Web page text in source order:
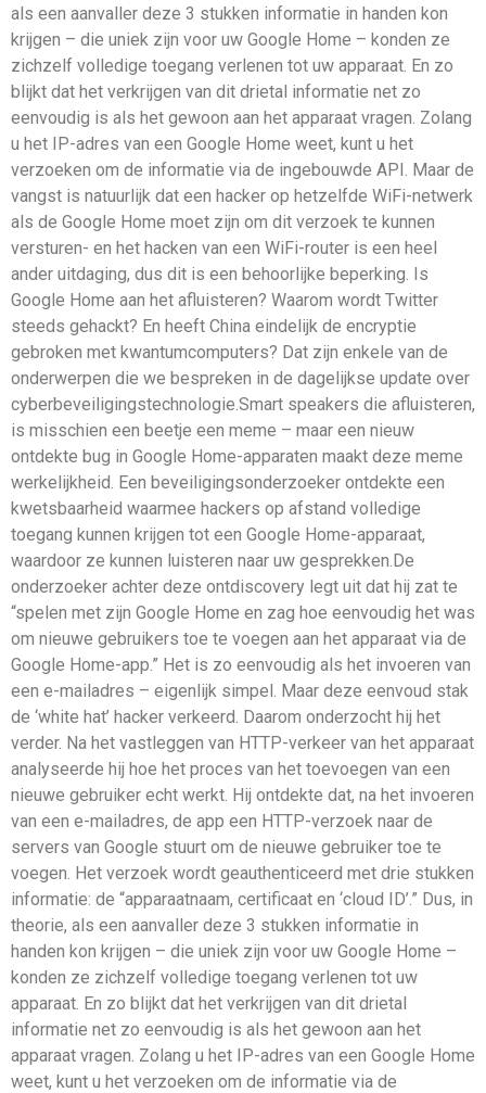
als een aanvaller deze 3 stukken informatie in handen kon
krijgen – die uniek zijn voor uw Google Home – konden ze
zichzelf volledige toegang verlenen tot uw apparaat. En zo
blijkt dat het verkrijgen van dit drietal informatie net zo
eenvoudig is als het gewoon aan het apparaat vragen. Zolang
u het IP-adres van een Google Home weet, kunt u het
verzoeken om de informatie via de ingebouwde API. Maar de
vangst is natuurlijk dat een hacker op hetzelfde WiFi-netwerk
als de Google Home moet zijn om dit verzoek te kunnen
versturen- en het hacken van een WiFi-router is een heel
ander uitdaging, dus dit is een behoorlijke beperking. Is
Google Home aan het afluisteren? Waarom wordt Twitter
steeds gehackt? En heeft China eindelijk de encryptie
gebroken met kwantumcomputers? Dat zijn enkele van de
onderwerpen die we bespreken in de dagelijkse update over
cyberbeveiligingstechnologie.Smart speakers die afluisteren,
is misschien een beetje een meme – maar een nieuw
ontdekte bug in Google Home-apparaten maakt deze meme
werkelijkheid. Een beveiligingsonderzoeker ontdekte een
kwetsbaarheid waarmee hackers op afstand volledige
toegang kunnen krijgen tot een Google Home-apparaat,
waardoor ze kunnen luisteren naar uw gesprekken.De
onderzoeker achter deze ontdiscovery legt uit dat hij zat te
“spelen met zijn Google Home en zag hoe eenvoudig het was
om nieuwe gebruikers toe te voegen aan het apparaat via de
Google Home-app.” Het is zo eenvoudig als het invoeren van
een e-mailadres – eigenlijk simpel. Maar deze eenvoud stak
de ‘white hat’ hacker verkeerd. Daarom onderzocht hij het
verder. Na het vastleggen van HTTP-verkeer van het apparaat
analyseerde hij hoe het proces van het toevoegen van een
nieuwe gebruiker echt werkt. Hij ontdekte dat, na het invoeren
van een e-mailadres, de app een HTTP-verzoek naar de
servers van Google stuurt om de nieuwe gebruiker toe te
voegen. Het verzoek wordt geauthenticeerd met drie stukken
informatie: de “apparaatnaam, certificaat en ‘cloud ID’.” Dus, in
theorie, als een aanvaller deze 3 stukken informatie in
handen kon krijgen – die uniek zijn voor uw Google Home –
konden ze zichzelf volledige toegang verlenen tot uw
apparaat. En zo blijkt dat het verkrijgen van dit drietal
informatie net zo eenvoudig is als het gewoon aan het
apparaat vragen. Zolang u het IP-adres van een Google Home
weet, kunt u het verzoeken om de informatie via de